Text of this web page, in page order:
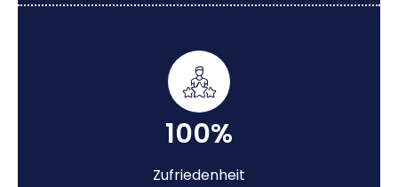
100%
Zufriedenheit